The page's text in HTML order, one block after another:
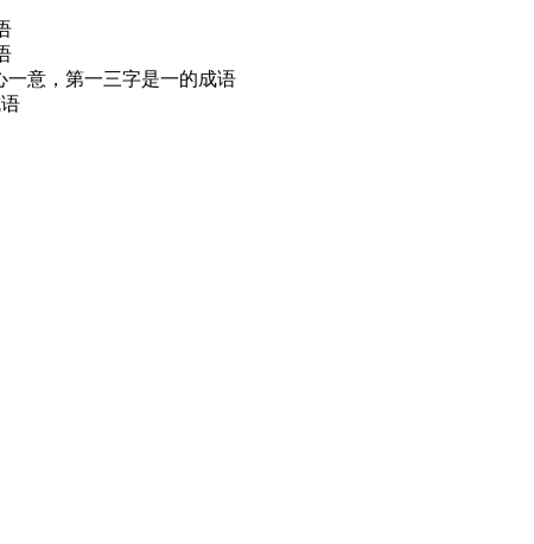
一意，第一三字是一的成语